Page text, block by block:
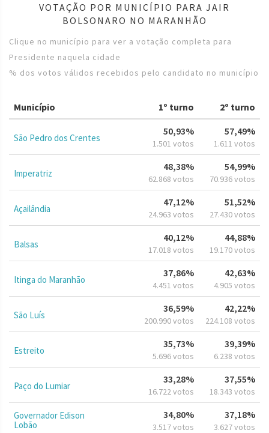
VOTAÇÃO POR MUNICÍPIO PARA JAIR
BOLSONARO NO MARANHÃO
Clique no município para ver a votação completa para
Presidente naquela cidade
% dos votos válidos recebidos pelo candidato no município
Município 1º turno 2º turno
São Pedro dos Crentes
50,93%
1.501 votos
57,49%
1.611 votos
Imperatriz
48,38%
62.868 votos
54,99%
70.936 votos
Açailândia
47,12%
24.963 votos
51,52%
27.430 votos
Balsas
40,12%
17.018 votos
44,88%
19.170 votos
Itinga do Maranhão
37,86%
4.451 votos
42,63%
4.905 votos
São Luís
36,59%
200.990 votos
42,22%
224.108 votos
Estreito
35,73%
5.696 votos
39,39%
6.238 votos
Paço do Lumiar
33,28%
16.722 votos
37,55%
18.343 votos
Governador Edison
Lobão
34,80%
3.517 votos
37,18%
3.627 votos